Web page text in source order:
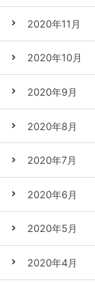
2020年11月
2020年10月
2020年9月
2020年8月
2020年7月
2020年6月
2020年5月
2020年4月